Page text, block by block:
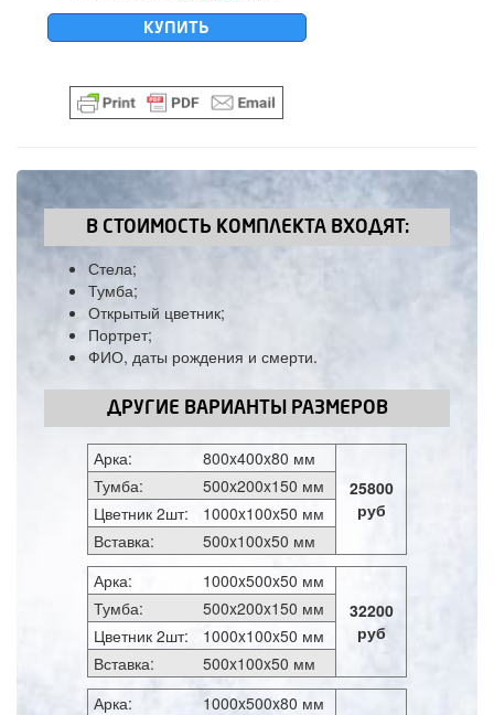
КУПИТЬ
В СТОИМОСТЬ КОМПЛЕКТА ВХОДЯТ:
Стела;
Тумба;
Открытый цветник;
Портрет;
ФИО, даты рождения и смерти.
ДРУГИЕ ВАРИАНТЫ РАЗМЕРОВ
Арка:
800x400x80 мм
25800
руб
Тумба:
500x200x150 мм
Цветник 2шт:
1000x100x50 мм
Вставка:
500x100x50 мм
Арка:
1000x500x50 мм
32200
руб
Тумба:
500x200x150 мм
Цветник 2шт:
1000x100x50 мм
Вставка:
500x100x50 мм
Арка:
1000x500x80 мм